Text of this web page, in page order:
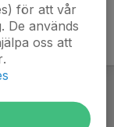
för att vår
De används
oss att